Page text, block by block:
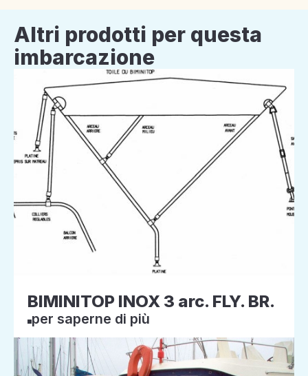
Altri prodotti per questa
imbarcazione
BIMINITOP INOX 3 arc. FLY. BR.
per saperne di più